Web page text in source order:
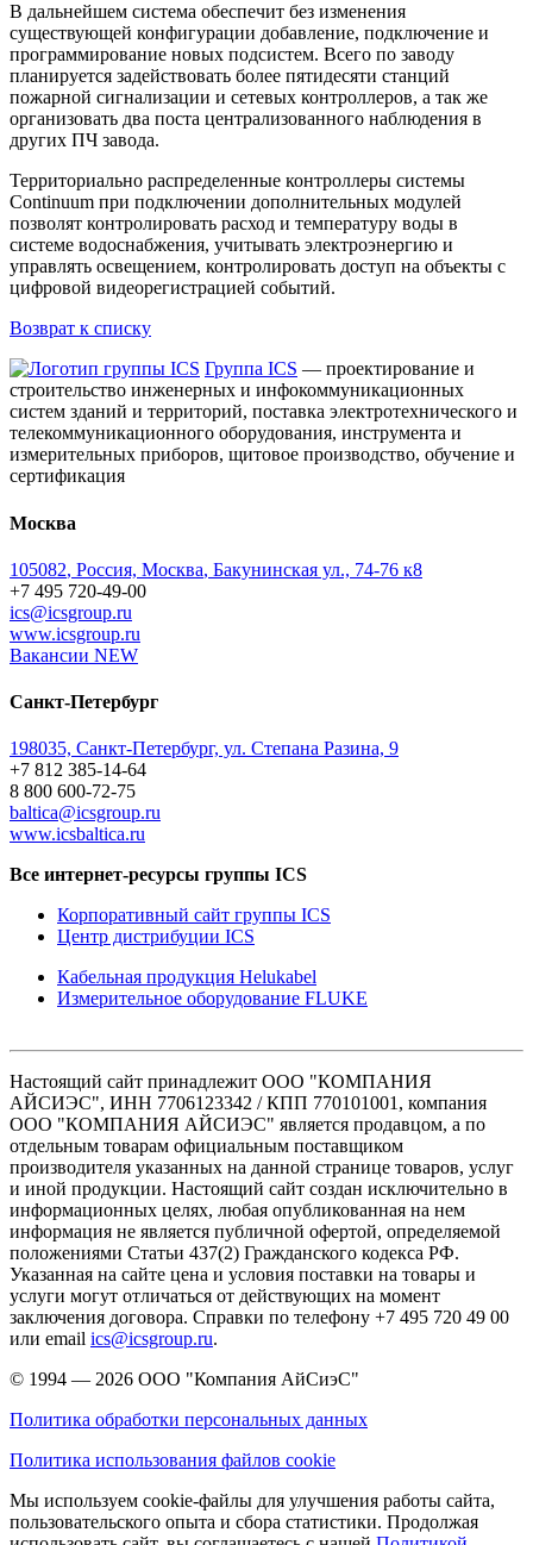
В дальнейшем система обеспечит без изменения
существующей конфигурации добавление, подключение и
программирование новых подсистем. Всего по заводу
планируется задействовать более пятидесяти станций
пожарной сигнализации и сетевых контроллеров, а так же
организовать два поста централизованного наблюдения в
других ПЧ завода.
Территориально распределенные контроллеры системы
Continuum при подключении дополнительных модулей
позволят контролировать расход и температуру воды в
системе водоснабжения, учитывать электроэнергию и
управлять освещением, контролировать доступ на объекты с
цифровой видеорегистрацией событий.
Возврат к списку
Группа ICS — проектирование и
строительство инженерных и инфокоммуникационных
систем зданий и территорий, поставка электротехнического и
телекоммуникационного оборудования, инструмента и
измерительных приборов, щитовое производство, обучение и
сертификация
Москва
105082, Россия, Москва, Бакунинская ул., 74-76 к8
+7 495 720-49-00
ics@icsgroup.ru
www.icsgroup.ru
Вакансии NEW
Санкт-Петербург
198035, Санкт-Петербург, ул. Степана Разина, 9
+7 812 385-14-64
8 800 600-72-75
baltica@icsgroup.ru
www.icsbaltica.ru
Все интернет-ресурсы группы ICS
Корпоративный сайт группы ICS
Центр дистрибуции ICS
Кабельная продукция Helukabel
Измерительное оборудование FLUKE
Настоящий сайт принадлежит ООО "КОМПАНИЯ
АЙСИЭС", ИНН 7706123342 / КПП 770101001, компания
ООО "КОМПАНИЯ АЙСИЭС" является продавцом, а по
отдельным товарам официальным поставщиком
производителя указанных на данной странице товаров, услуг
и иной продукции. Настоящий сайт создан исключительно в
информационных целях, любая опубликованная на нем
информация не является публичной офертой, определяемой
положениями Статьи 437(2) Гражданского кодекса РФ.
Указанная на сайте цена и условия поставки на товары и
услуги могут отличаться от действующих на момент
заключения договора. Справки по телефону +7 495 720 49 00
или email ics@icsgroup.ru.
© 1994 — 2026 ООО "Компания АйСиэС"
Политика обработки персональных данных
Политика использования файлов cookie
Мы используем cookie-файлы для улучшения работы сайта,
пользовательского опыта и сбора статистики. Продолжая